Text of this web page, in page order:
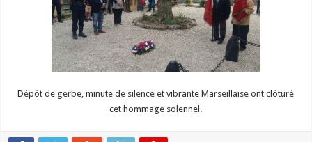
Dépôt de gerbe, minute de silence et vibrante Marseillaise ont clôturé
cet hommage solennel.